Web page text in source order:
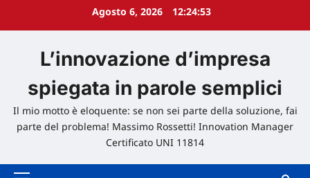
Agosto 6, 2026 12:24:54
L’innovazione d’impresa
spiegata in parole semplici
Il mio motto è eloquente: se non sei parte della soluzione, fai
parte del problema! Massimo Rossetti! Innovation Manager
Certificato UNI 11814